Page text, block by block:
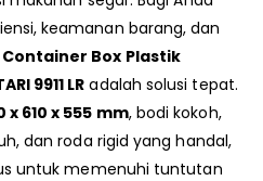
keamanan barang, dan
Container Box Plastik
9911 LR adalah solusi tepat.
x 610 x 555 mm, bodi kokoh,
dan roda rigid yang handal,
untuk memenuhi tuntutan